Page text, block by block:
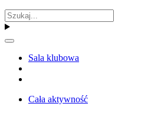
Sala klubowa
Cała aktywność